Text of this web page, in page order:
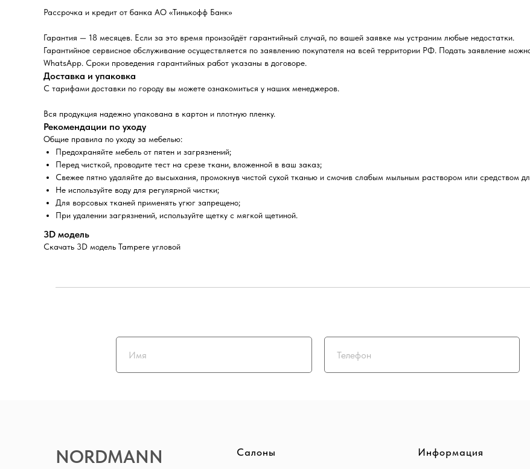
Рассрочка и кредит от банка АО «Тинькофф Банк»
Гарантия — 18 месяцев. Если за это время произойдёт гарантийный случай, по вашей заявке мы устраним любые недостатки.
Гарантийное сервисное обслуживание осуществляется по заявлению покупателя на всей территории РФ. Подать заявление
WhatsApp. Сроки проведения гарантийных работ указаны в договоре.
Доставка и упаковка
С тарифами доставки по городу вы можете ознакомиться у наших менеджеров.
Вся продукция надежно упакована в картон и плотную пленку.
Рекомендации по уходу
Общие правила по уходу за мебелью:
Предохраняйте мебель от пятен и загрязнений;
Перед чисткой, проводите тест на срезе ткани, вложенной в ваш заказ;
Свежее пятно удаляйте до высыхания, промокнув чистой сухой тканью и смочив слабым мыльным раствором или средством
Не используйте воду для регулярной чистки;
Для ворсовых тканей применять угюг запрещено;
При удалении загрязнений, используйте щетку с мягкой щетиной.
3D модель
Скачать 3D модель Tampere угловой
NORDMANN Салоны Информация